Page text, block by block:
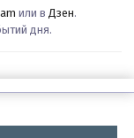
или в Дзен.
дня.